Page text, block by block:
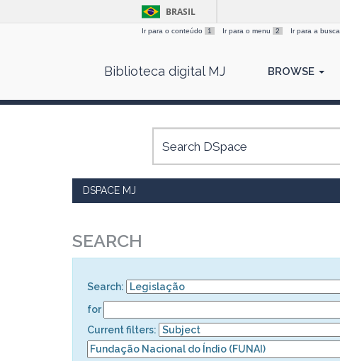
BRASIL
Ir para o conteúdo 1 Ir para o menu 2 Ir para a busca
Biblioteca digital MJ BROWSE
DSPACE MJ
SEARCH
Search:
for
Current filters: